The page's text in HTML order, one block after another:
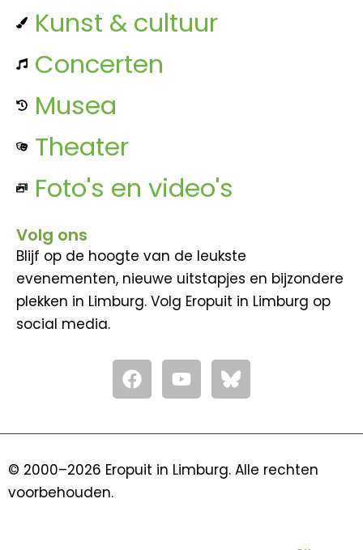
Kunst & cultuur
Concerten
Musea
Theater
Foto's en video's
Volg ons
Blijf op de hoogte van de leukste
evenementen, nieuwe uitstapjes en bijzondere
plekken in Limburg. Volg Eropuit in Limburg op
social media.
F
a
c
o
Y
o
u
b
© 2000–2026 Eropuit in Limburg. Alle rechten
voorbehouden.